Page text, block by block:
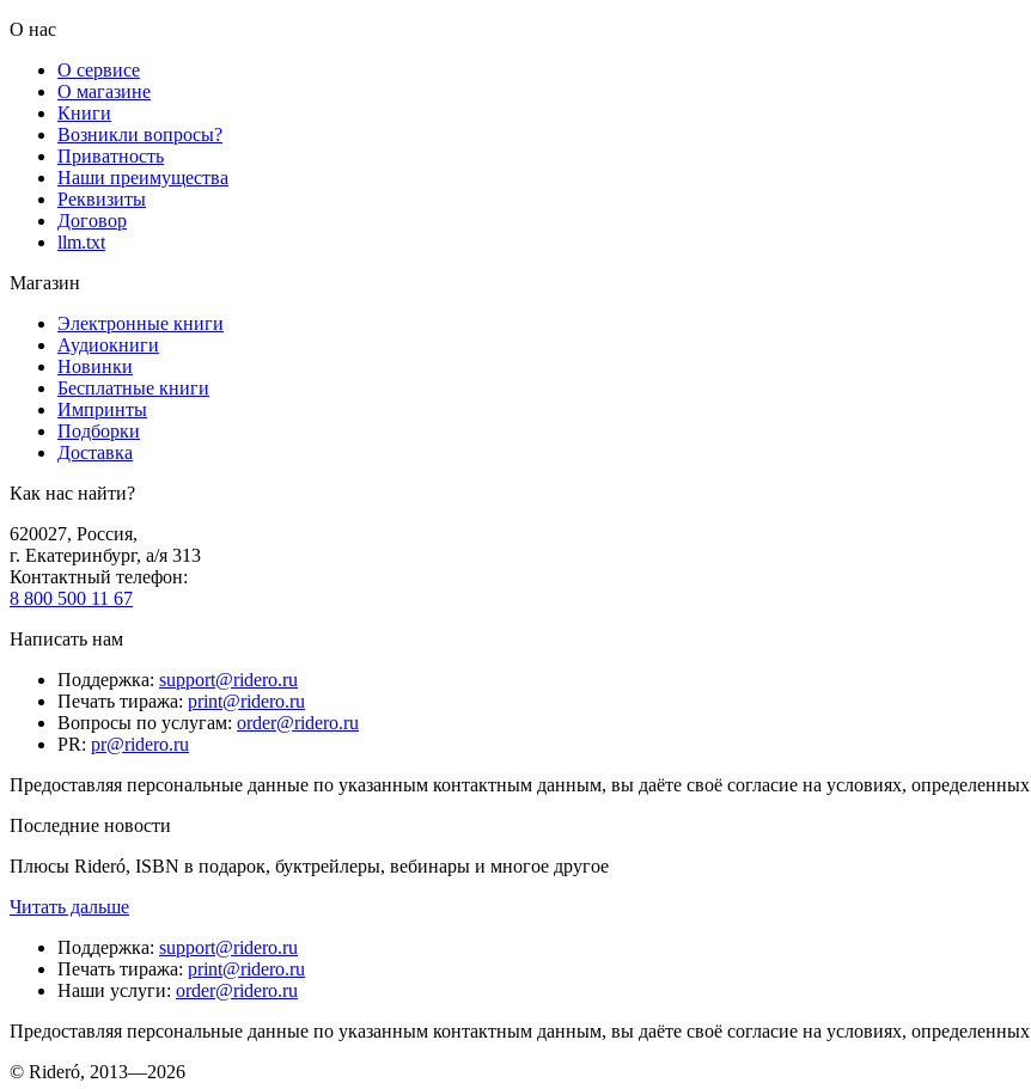
О нас
О сервисе
О магазине
Книги
Возникли вопросы?
Приватность
Наши преимущества
Реквизиты
Договор
llm.txt
Магазин
Электронные книги
Аудиокниги
Новинки
Бесплатные книги
Импринты
Подборки
Доставка
Как нас найти?
620027, Россия,
г. Екатеринбург, а/я 313
Контактный телефон:
8 800 500 11 67
Написать нам
Поддержка: support@ridero.ru
Печать тиража: print@ridero.ru
Вопросы по услугам: order@ridero.ru
PR: pr@ridero.ru
Предоставляя персональные данные по указанным контактным данным, вы даёте своё согласие на условиях, определенных
Последние новости
Плюсы Rideró, ISBN в подарок, буктрейлеры, вебинары и многое другое
Читать дальше
Поддержка: support@ridero.ru
Печать тиража: print@ridero.ru
Наши услуги: order@ridero.ru
Предоставляя персональные данные по указанным контактным данным, вы даёте своё согласие на условиях, определенных
© Rideró, 2013—2026